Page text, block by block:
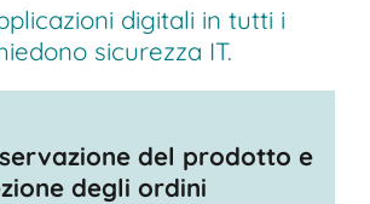
digitali in tutti i
sicurezza IT.
del prodotto e
degli ordini